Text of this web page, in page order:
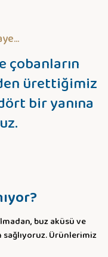
çobanların
ürettiğimiz
bir yanına
buz aküsü ve
Ürünlerimiz